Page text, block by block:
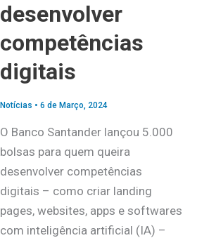
desenvolver
competências
digitais
Notícias • 6 de Março, 2024
O Banco Santander lançou 5.000
bolsas para quem queira
desenvolver competências
digitais – como criar landing
pages, websites, apps e softwares
com inteligência artificial (IA) –